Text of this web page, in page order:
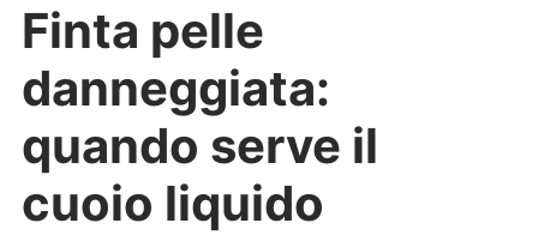
Finta pelle
danneggiata:
quando serve il
cuoio liquido